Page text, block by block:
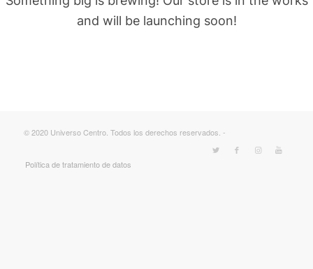
and will be launching soon!
© 2020 Universo Centro. Todos los derechos reservados. -
Política de tratamiento de datos